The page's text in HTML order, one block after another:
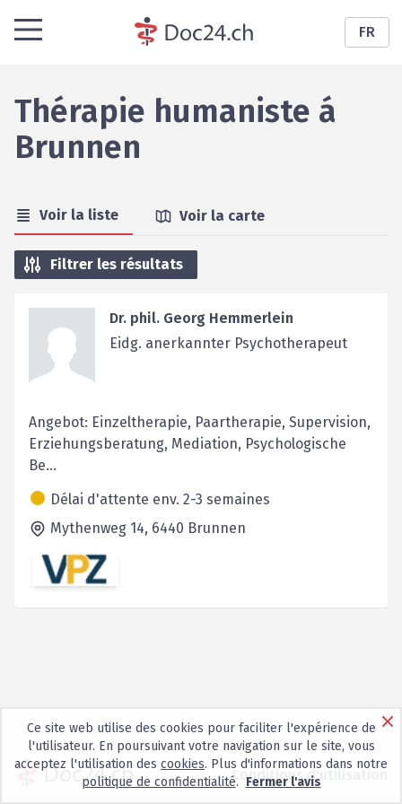
FR
Thérapie humaniste á
Brunnen
Voir la liste Voir la carte
Filtrer les résultats
Dr. phil. Georg Hemmerlein
Eidg. anerkannter Psychotherapeut
Angebot: Einzeltherapie, Paartherapie, Supervision,
Erziehungsberatung, Mediation, Psychologische
Be...
Délai d'attente env. 2-3 semaines
Mythenweg 14, 6440 Brunnen
Conditions d'utilisation
Ce site web utilise des cookies pour faciliter l'expérience de
l'utilisateur. En poursuivant votre navigation sur le site, vous
acceptez l'utilisation des cookies. Plus d'informations dans notre
politique de confidentialité. Fermer l'avis